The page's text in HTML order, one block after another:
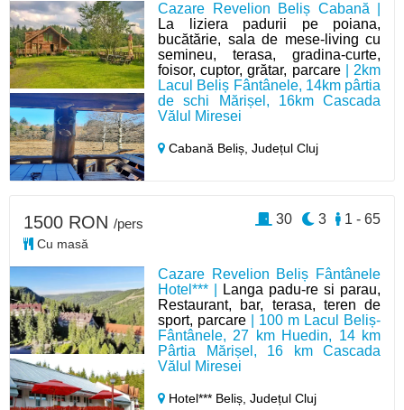
Cazare Revelion Beliș Cabană |
La liziera padurii pe poiana,
bucătărie, sala de mese-living cu
semineu, terasa, gradina-curte,
foisor, cuptor, grătar, parcare| 2km
Lacul Beliș Fântânele, 14km pârtia
de schi Mărișel, 16km Cascada
Vălul Miresei
Cabană Beliș,Județul Cluj
Cazare Revelion Beliș Fântânele
Hotel*** |
Langa padu-re si parau,
Restaurant, bar, terasa, teren de
sport, parcare | 100 m Lacul Beliș-
Fântânele, 27 km Huedin, 14 km
Pârtia Mărișel, 16 km Cascada
Vălul Miresei
Hotel*** Beliș,Județul Cluj
1500 RON /pers
Cu masă
1 - 65
3
30